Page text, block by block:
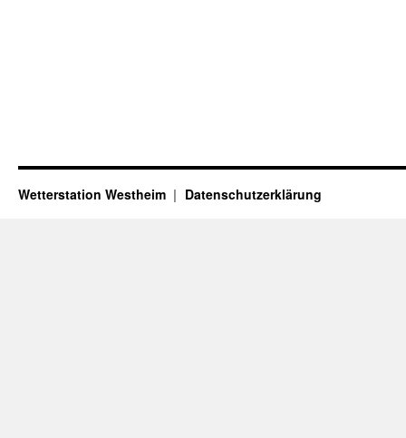
Wetterstation Westheim Datenschutzerklärung